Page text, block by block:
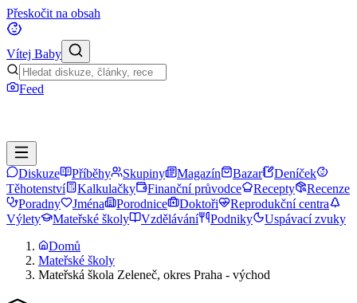
Přeskočit na obsah
Vítej Baby
Feed
Diskuze Příběhy Skupiny Magazín Bazar
Deníček
Těhotenství
Kalkulačky Finanční průvodce Recepty
Recenze
Poradny
Jména Porodnice Doktoři
Reprodukční centra
Výlety
Mateřské školy Vzdělávání Podniky
Uspávací zvuky
Domů
Mateřské školy
Mateřská škola Zeleneč, okres Praha - východ